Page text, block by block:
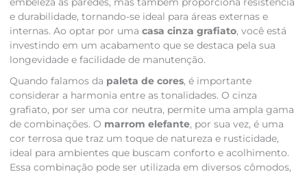
embeleza as paredes, mas também proporciona resistência
e durabilidade, tornando-se ideal para áreas externas e
internas. Ao optar por uma casa cinza grafiato, você está
investindo em um acabamento que se destaca pela sua
longevidade e facilidade de manutenção.
Quando falamos da paleta de cores, é importante
considerar a harmonia entre as tonalidades. O cinza
grafiato, por ser uma cor neutra, permite uma ampla gama
de combinações. O marrom elefante, por sua vez, é uma
cor terrosa que traz um toque de natureza e rusticidade,
ideal para ambientes que buscam conforto e acolhimento.
Essa combinação pode ser utilizada em diversos cômodos,